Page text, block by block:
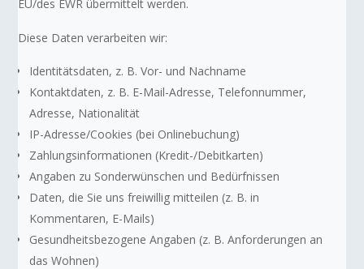
EU/des EWR übermittelt werden.
Diese Daten verarbeiten wir:
Identitätsdaten, z. B. Vor- und Nachname
Kontaktdaten, z. B. E-Mail-Adresse, Telefonnummer,
Adresse, Nationalität
IP-Adresse/Cookies (bei Onlinebuchung)
Zahlungsinformationen (Kredit-/Debitkarten)
Angaben zu Sonderwünschen und Bedürfnissen
Daten, die Sie uns freiwillig mitteilen (z. B. in
Kommentaren, E-Mails)
Gesundheitsbezogene Angaben (z. B. Anforderungen an
das Wohnen)